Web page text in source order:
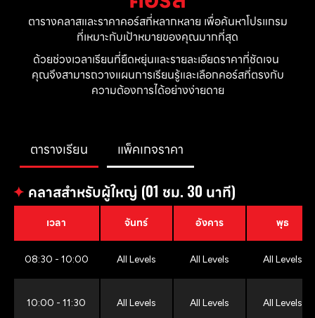
ตารางคลาสและราคาคอร์สที่หลากหลาย เพื่อค้นหาโปรแกรม
ที่เหมาะกับเป้าหมายของคุณมากที่สุด
ด้วยช่วงเวลาเรียนที่ยืดหยุ่นและรายละเอียดราคาที่ชัดเจน
คุณจึงสามารถวางแผนการเรียนรู้และเลือกคอร์สที่ตรงกับ
ความต้องการได้อย่างง่ายดาย
ตารางเรียน แพ็คเกจราคา
✦ คลาสสำหรับผู้ใหญ่ (01 ชม. 30 นาที)
เวลา จันทร์ อังคาร พุธ
08:30 - 10:00 All Levels All Levels All Levels
10:00 - 11:30 All Levels All Levels All Levels